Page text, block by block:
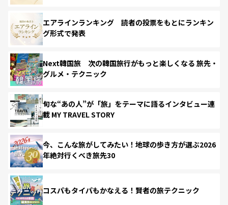
エアラインランキング 読者の投票をもとにランキン
グ形式で発表
Next韓国旅 次の韓国旅行がもっと楽しくなる 旅先・
グルメ・テクニック
旬な“あの人”が「旅」をテーマに語るインタビュー連
載 MY TRAVEL STORY
今、こんな旅がしてみたい！地球の歩き方が選ぶ2026
年絶対行くべき旅先30
コスパもタイパもかなえる！賢者の旅テクニック